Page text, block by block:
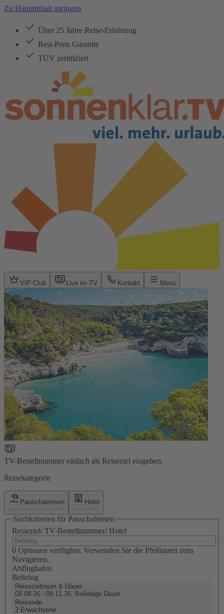
Zu Hauptinhalt springen
Über 25 Jahre Reise-Erfahrung
Best-Preis Garantie
TÜV zertifiziert
VIP Club Live im TV Kontakt Menü
TV-Bestellnummer einfach als Reiseziel eingeben.
Reisekategorie
Pauschalreisen Hotel
Suchkriterien für Pauschalreisen
Reiseziel/ TV-Bestellnummer/ Hotel
0 Optionen verfügbar. Verwenden Sie die Pfeiltasten zum
Navigieren.
Abflughafen
Beliebig
Reisezeitraum & Dauer
09.08.26 - 09.11.26, Beliebige Dauer
Reisende
2 Erwachsene